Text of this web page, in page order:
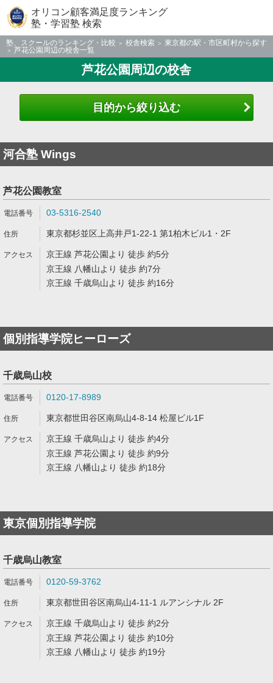
オリコン顧客満足度ランキング
塾・学習塾 検索
塾、スクールのランキング・比較 校舎検索
東京都の駅・市区町村から探す
芦花公園周辺の校舎一覧
芦花公園周辺の校舎
目的から絞り込む
河合塾 Wings
芦花公園教室
03-5316-2540
東京都杉並区上高井戸1-22-1 第1柏木ビル1・2F
京王線 芦花公園より 徒歩 約5分
京王線 八幡山より 徒歩 約7分
京王線 千歳烏山より 徒歩 約16分
個別指導学院ヒーローズ
千歳烏山校
0120-17-8989
東京都世田谷区南烏山4-8-14 松屋ビル1F
京王線 千歳烏山より 徒歩 約4分
京王線 芦花公園より 徒歩 約9分
京王線 八幡山より 徒歩 約18分
東京個別指導学院
千歳烏山教室
0120-59-3762
東京都世田谷区南烏山4-11-1 ルアンシナル 2F
京王線 千歳烏山より 徒歩 約2分
京王線 芦花公園より 徒歩 約10分
京王線 八幡山より 徒歩 約19分